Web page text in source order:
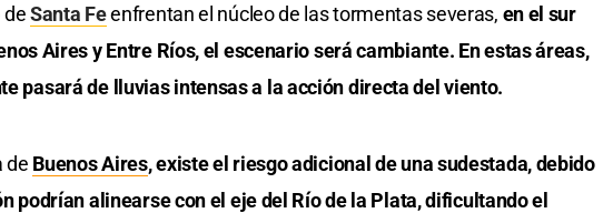
deSanta Feenfrentan el núcleo de las tormentas severas, en el sur
Aires y Entre Ríos, el escenario será cambiante. En estas áreas,
pasará de lluvias intensas a la acción directa del viento.
de Buenos Aires, existe el riesgo adicional de una sudestada, debido
podrían alinearse con el eje del Río de la Plata, dificultando el